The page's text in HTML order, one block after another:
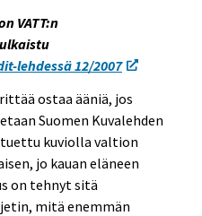
VATT:n
lehdessä 12/2007
ostaa ääniä, jos
Suomen Kuvalehden
kuviolla valtion
jo kauan eläneen
on tehnyt sitä
mitä enemmän